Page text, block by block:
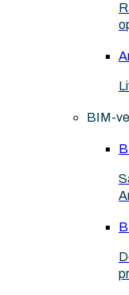
BIM-